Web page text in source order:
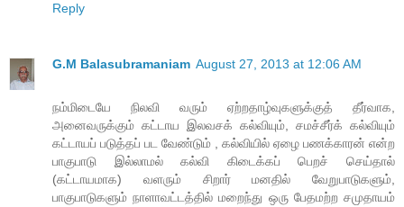
Reply
G.M Balasubramaniam August 27, 2013 at 12:06 AM
நம்மிடையே நிலவி வரும் ஏற்றதாழ்வுகளுக்குத் தீர்வாக,
அனைவருக்கும் கட்டாய இலவசக் கல்வியும், சமச்சீர்க் கல்வியும்
கட்டாயப் படுத்தப் பட வேண்டும் , கல்வியில் ஏழை பணக்காரன் என்ற
பாகுபாடு இல்லாமல் கல்வி கிடைக்கப் பெறச் செய்தால்
(கட்டாயமாக) வளரும் சிறார் மனதில் வேறுபாடுகளும்,
பாகுபாடுகளும் நாளாவட்டத்தில் மறைந்து ஒரு பேதமற்ற சமுதாயம்